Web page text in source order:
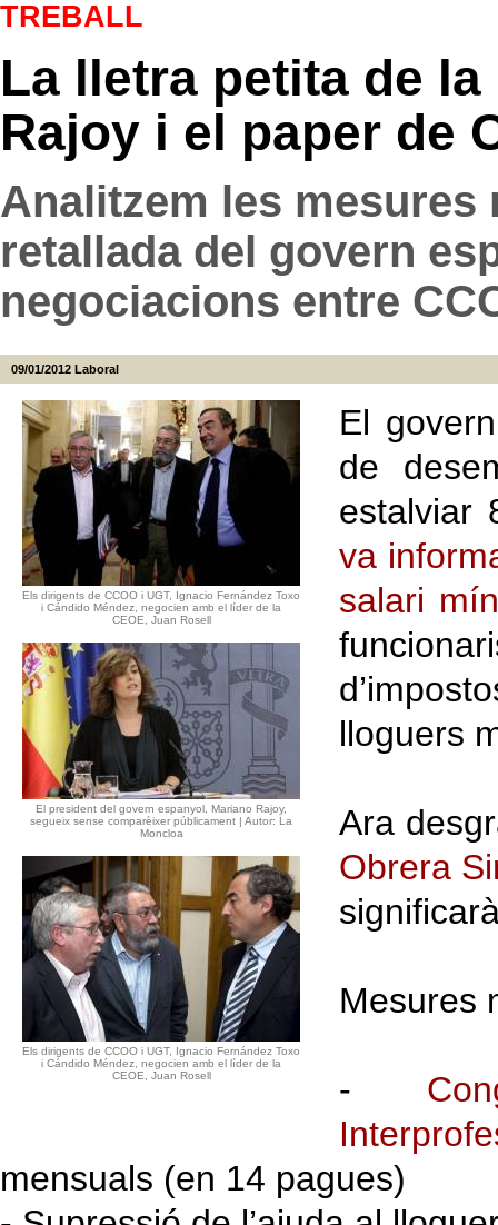
TREBALL
La lletra petita de
Rajoy i el paper de
Analitzem les mesures
retallada del govern
negociacions entre
09/01/2012 Laboral
Els dirigents de CCOO i UGT, Ignacio Fernández Toxo
i Cándido Méndez, negocien amb el líder de la
CEOE, Juan Rosell
El president del govern espanyol, Mariano Rajoy,
segueix sense comparèixer públicament | Autor: La
Moncloa
Els dirigents de CCOO i UGT, Ignacio Fernández Toxo
i Cándido Méndez, negocien amb el líder de la
CEOE, Juan Rosell
El
de
estalviar
va
salari
lloguers
Ara
Obrera
Mesures
-
mensuals (en 14 pagues)